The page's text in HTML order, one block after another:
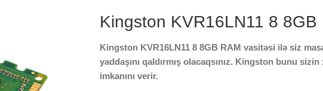
Kingston KVR16LN11 8 8GB
Kingston KVR16LN11 8 8GB RAM vasitəsi ilə siz
yaddaşını qaldırmış olacaqsınız. Kingston bunu
imkanını verir.